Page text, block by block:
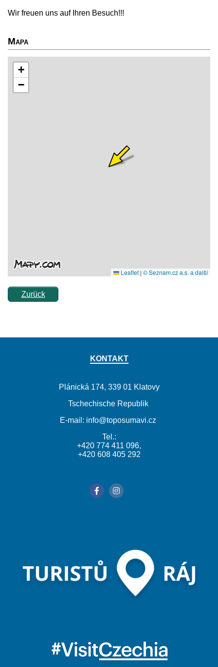
Wir freuen uns auf Ihren Besuch!!!
Mapa
Zurück
KONTAKT
Plánická 174, 339 01 Klatovy
Tschechische Republik
E-mail: info@toposumavi.cz
Tel.:
+420 774 411 096,
+420 608 405 292